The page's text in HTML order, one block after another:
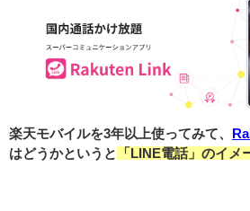
楽天モバイルを3年以上使ってみて、
はどうかというと
「LINE電話」のイメ